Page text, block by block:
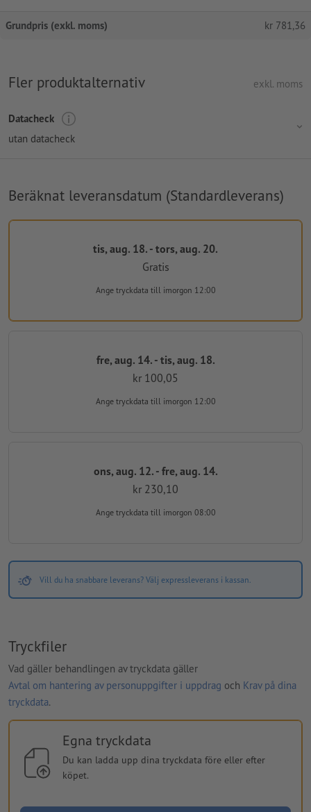
Grundpris (exkl. moms) kr 781,36
Fler produktalternativ exkl. moms
Datacheck
utan datacheck
Beräknat leveransdatum (Standardleverans)
tis, aug. 18. - tors, aug. 20.
Gratis
Ange tryckdata till imorgon 12:00
fre, aug. 14. - tis, aug. 18.
kr 100,05
Ange tryckdata till imorgon 12:00
ons, aug. 12. - fre, aug. 14.
kr 230,10
Ange tryckdata till imorgon 08:00
Vill du ha snabbare leverans? Välj expressleverans i kassan.
Tryckfiler
Vad gäller behandlingen av tryckdata gäller
Avtal om hantering av personuppgifter i uppdrag och Krav på dina
tryckdata.
Egna tryckdata
Du kan ladda upp dina tryckdata före eller efter
köpet.